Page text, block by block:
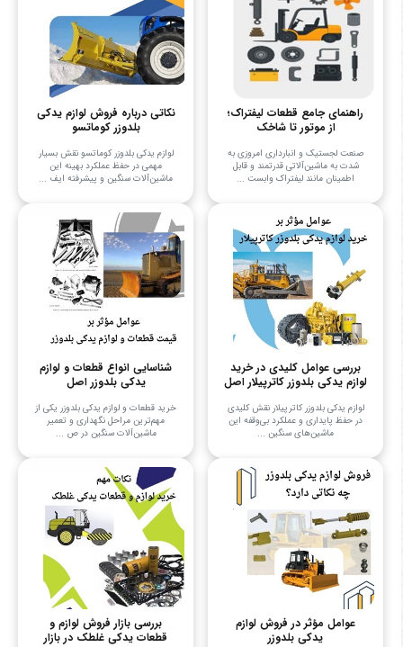
راهنمای جامع قطعات لیفتراک؛
از موتور تا شاخک
صنعت لجستیک و انبارداری امروزی به
شدت به ماشین‌آلاتی قدرتمند و قابل
اطمینان مانند لیفتراک وابست ...
نکاتی درباره فروش لوازم یدکی
بلدوزر کوماتسو
لوازم یدکی بلدوزر کوماتسو نقش بسیار
مهمی در حفظ عملکرد بهینه این
ماشین‌آلات سنگین و پیشرفته ایف ...
بررسی عوامل کلیدی در خرید
لوازم یدکی بلدوزر کاترپیلار اصل
لوازم یدکی بلدوزر کاترپیلار نقش کلیدی
در حفظ پایداری و عملکرد بی‌وقفه این
ماشین‌های سنگین ...
شناسایی انواع قطعات و لوازم
یدکی بلدوزر اصل
خرید قطعات و لوازم یدکی بلدوزر یکی از
مهم‌ترین مراحل نگهداری و تعمیر
ماشین‌آلات سنگین در ص ...
عوامل مؤثر در فروش لوازم
یدکی بلدوزر
بررسی بازار فروش لوازم و
قطعات یدکی غلطک در بازار